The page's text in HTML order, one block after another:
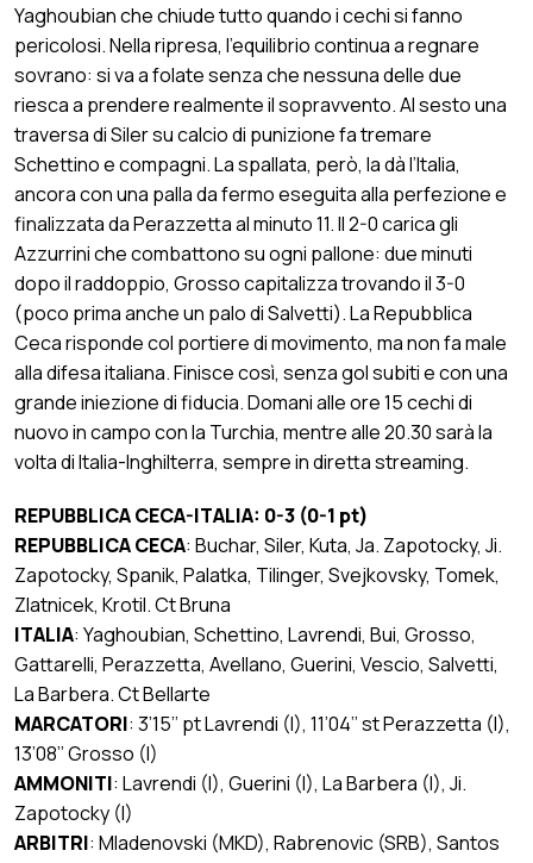
Yaghoubian che chiude tutto quando i cechi si fanno
pericolosi. Nella ripresa, l’equilibrio continua a regnare
sovrano: si va a folate senza che nessuna delle due
riesca a prendere realmente il sopravvento. Al sesto una
traversa di Siler su calcio di punizione fa tremare
Schettino e compagni. La spallata, però, la dà l’Italia,
ancora con una palla da fermo eseguita alla perfezione e
finalizzata da Perazzetta al minuto 11. Il 2-0 carica gli
Azzurrini che combattono su ogni pallone: due minuti
dopo il raddoppio, Grosso capitalizza trovando il 3-0
(poco prima anche un palo di Salvetti). La Repubblica
Ceca risponde col portiere di movimento, ma non fa male
alla difesa italiana. Finisce così, senza gol subiti e con una
grande iniezione di fiducia. Domani alle ore 15 cechi di
nuovo in campo con la Turchia, mentre alle 20.30 sarà la
volta di Italia-Inghilterra, sempre in diretta streaming.
REPUBBLICA CECA-ITALIA: 0-3 (0-1 pt)
REPUBBLICA CECA: Buchar, Siler, Kuta, Ja. Zapotocky, Ji.
Zapotocky, Spanik, Palatka, Tilinger, Svejkovsky, Tomek,
Zlatnicek, Krotil. Ct Bruna
ITALIA: Yaghoubian, Schettino, Lavrendi, Bui, Grosso,
Gattarelli, Perazzetta, Avellano, Guerini, Vescio, Salvetti,
La Barbera. Ct Bellarte
MARCATORI: 3’15’’ pt Lavrendi (I), 11’04’’ st Perazzetta (I),
13’08’’ Grosso (I)
AMMONITI: Lavrendi (I), Guerini (I), La Barbera (I), Ji.
Zapotocky (I)
ARBITRI: Mladenovski (MKD), Rabrenovic (SRB), Santos